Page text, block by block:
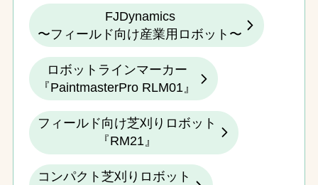
FJDynamics
〜フィールド向け産業用ロボット〜
ロボットラインマーカー
『PaintmasterPro RLM01』
フィールド向け芝刈りロボット
『RM21』
コンパクト芝刈りロボット